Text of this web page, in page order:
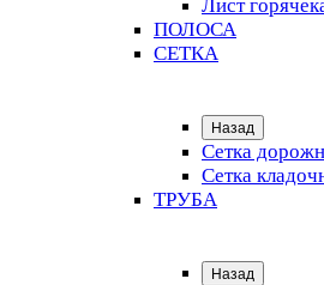
Лист
ПОЛОСА
СЕТКА
Назад
Сетка
Сетка
ТРУБА
Назад